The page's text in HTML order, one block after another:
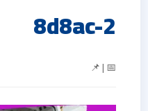
8d8ac-2
📅 | 📌